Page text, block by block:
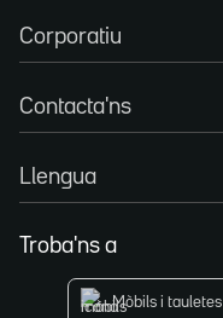
Corporatiu
Contacta'ns
Llengua
Troba'ns a
Mòbils i tauletes